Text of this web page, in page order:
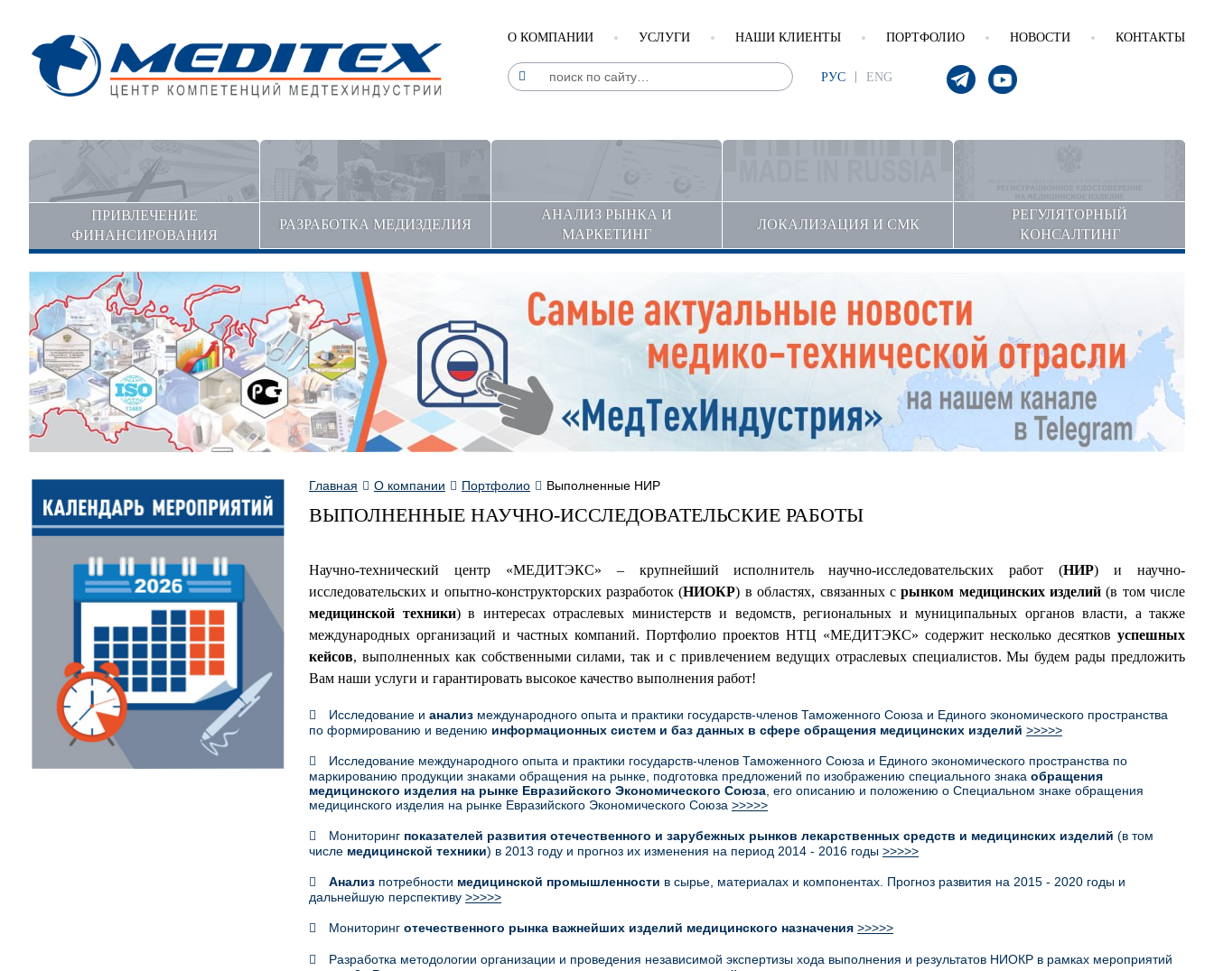
О КОМПАНИИ УСЛУГИ НАШИ КЛИЕНТЫ ПОРТФОЛИО НОВОСТИ КОНТАКТЫ
РУС ENG
ПРИВЛЕЧЕНИЕ
ФИНАНСИРОВАНИЯ
РАЗРАБОТКА МЕДИЗДЕЛИЯ
АНАЛИЗ РЫНКА И
МАРКЕТИНГ
ЛОКАЛИЗАЦИЯ И СМК
РЕГУЛЯТОРНЫЙ
КОНСАЛТИНГ
Главная О компании Портфолио Выполненные НИР
ВЫПОЛНЕННЫЕ НАУЧНО-ИССЛЕДОВАТЕЛЬСКИЕ РАБОТЫ
Научно-технический центр «МЕДИТЭКС» – крупнейший исполнитель научно-исследовательских работ (НИР) и научно-
исследовательских и опытно-конструкторских разработок (НИОКР) в областях, связанных срынком медицинских изделий(в том числе
медицинской техники) в интересах отраслевых министерств и ведомств, региональных и муниципальных органов власти, а также
международных организаций и частных компаний. Портфолио проектов НТЦ «МЕДИТЭКС» содержит несколько десятков успешных
кейсов, выполненных как собственными силами, так и с привлечением ведущих отраслевых специалистов. Мы будем рады предложить
Вам наши услуги и гарантировать высокое качество выполнения работ!
Исследование и анализ международного опыта и практики государств-членов Таможенного Союза и Единого экономического пространства
по формированию и ведению информационных систем и баз данных в сфере обращения медицинских изделий >>>>>
Исследование международного опыта и практики государств-членов Таможенного Союза и Единого экономического пространства по
маркированию продукции знаками обращения на рынке, подготовка предложений по изображению специального знака обращения
медицинского изделия на рынке Евразийского Экономического Союза , его описанию и положению о Специальном знаке обращения
медицинского изделия на рынке Евразийского Экономического Союза >>>>>
Мониторинг показателей развития отечественного и зарубежных рынков лекарственных средств и медицинских изделий (в том
числе медицинской техники) в 2013 году и прогноз их изменения на период 2014 - 2016 годы >>>>>
Анализ потребности медицинской промышленности в сырье, материалах и компонентах. Прогноз развития на 2015 - 2020 годы и
дальнейшую перспективу >>>>>
Мониторинг отечественного рынка важнейших изделий медицинского назначения >>>>>
Разработка методологии организации и проведения независимой экспертизы хода выполнения и результатов НИОКР в рамках мероприятий